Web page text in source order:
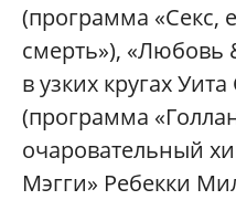
(программа «Секс,
смерть»), «Любовь
в узких кругах
(программа
очаровательный
Мэгги» Ребекки